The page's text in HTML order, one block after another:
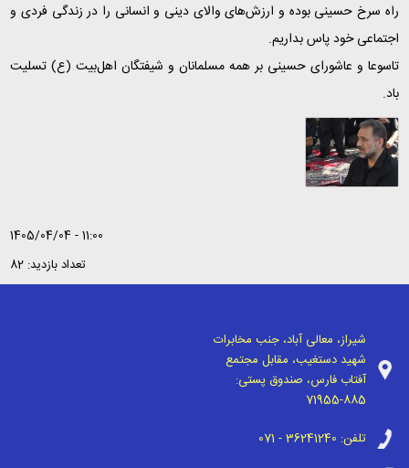
راه سرخ حسینی بوده و ارزش‌های والای دینی و انسانی را در زندگی فردی و
اجتماعی خود پاس بداریم.
تاسوعا و عاشورای حسینی بر همه مسلمانان و شیفتگان اهل‌بیت (ع) تسلیت
باد.
1405/04/04 - 11:00
تعداد بازدید: 82
شیراز، معالی آباد، جنب مخابرات
شهید دستغیب، مقابل مجتمع
آفتاب فارس، صندوق پستی:
71955-885
تلفن: 071 - 36241240